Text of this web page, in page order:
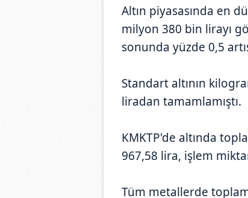
Altın piyasasında en
milyon 380 bin lirayı
sonunda yüzde 0,5
Standart altının
liradan tamamlamıştı.
KMKTP'de altında
967,58 lira, işlem
Tüm metallerde